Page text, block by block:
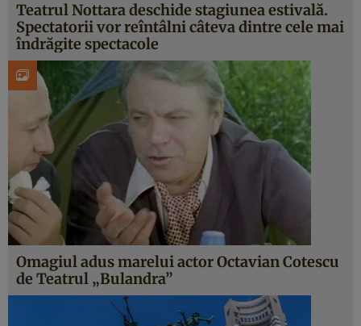
Teatrul Nottara deschide stagiunea estivală.
Spectatorii vor reîntâlni câteva dintre cele mai
îndrăgite spectacole
Omagiul adus marelui actor Octavian Cotescu
de Teatrul „Bulandra”